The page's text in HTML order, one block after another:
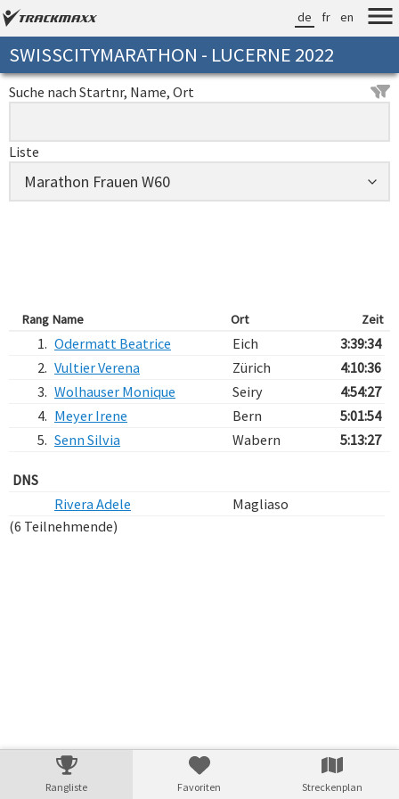
de fr en
SWISSCITYMARATHON - LUCERNE 2022
Suche nach Startnr, Name, Ort
Liste
Rang Name Ort Zeit
1. Odermatt Beatrice Eich
3:39:34
2. Vultier Verena Zürich
4:10:36
3. Wolhauser Monique Seiry
4:54:27
4. Meyer Irene Bern
5:01:54
5. Senn Silvia Wabern 5:13:27
DNS
Rivera Adele
Magliaso
(6 Teilnehmende)
Rangliste Favoriten Streckenplan